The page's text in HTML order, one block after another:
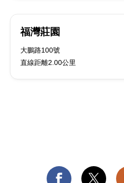
福灣莊園
大鵬路100號
直線距離2.00公里